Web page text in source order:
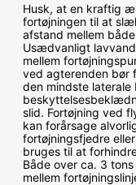
Husk, at en kraftig
fortøjningen til at
afstand mellem
Usædvanligt
mellem
ved agterenden bør
den mindste
slid. Fortøjning ved
kan forårsage
fortøjningsfjedre
bruges til at
Både over ca. 3
mellem